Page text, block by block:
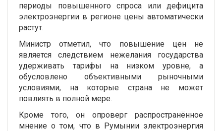
периоды повышенного спроса или дефицита
электроэнергии в регионе цены автоматически
растут.
Министр отметил, что повышение цен не
является следствием нежелания государства
удерживать тарифы на низком уровне, а
обусловлено объективными рыночными
условиями, на которые страна не может
повлиять в полной мере.
Кроме того, он опроверг распространённое
мнение о том, что в Румынии электроэнергия